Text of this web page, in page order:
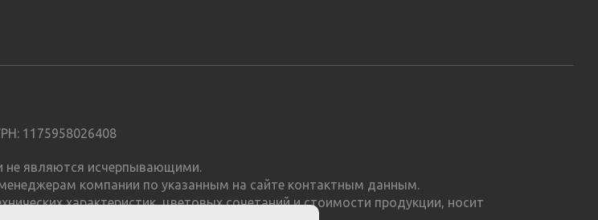
1175958026408
не являются исчерпывающими.
компании по указанным на сайте контактным данным.
характеристик, цветовых сочетаний и стоимости продукции, носит